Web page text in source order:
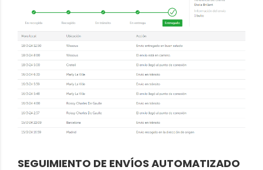
SEGUIMIENTO DE ENVÍOS AUTOMATIZADO